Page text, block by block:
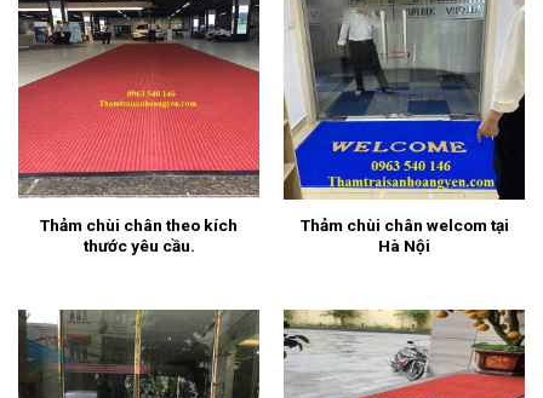
Thảm chùi chân theo kích
thước yêu cầu.
Thảm chùi chân welcom tại
Hà Nội